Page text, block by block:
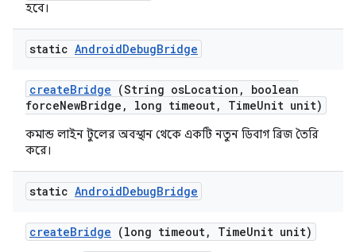
হবে।
static AndroidDebugBridge
createBridge (String osLocation ,
boolean
forceNewBridge , long timeout, TimeUnit unit)
কমান্ড লাইন টুলের অবস্থান থেকে একটি নতুন ডিবাগ ব্রিজ তৈরি
করে।
static AndroidDebugBridge
createBridge (long timeout, TimeUnit unit)